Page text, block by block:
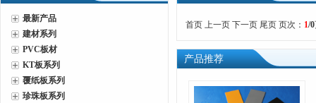
最新产品
建材系列
PVC板材
KT板系列
覆纸板系列
珍珠板系列
首页 上一页 下一页 尾页 页次： 1/0
产品推荐